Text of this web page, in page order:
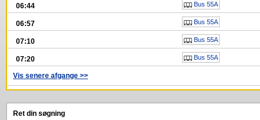
06:44 Bus 55A
06:57 Bus 55A
07:10 Bus 55A
07:20 Bus 55A
Vis senere afgange >>
Ret din søgning